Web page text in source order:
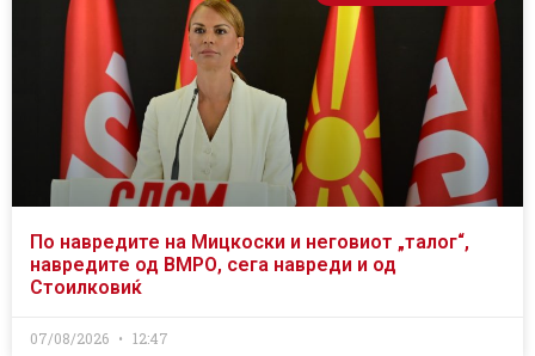
По навредите на Мицкоски и неговиот „талог“,
навредите од ВМРО, сега навреди и од
Стоилковиќ
07/08/2026 12:47